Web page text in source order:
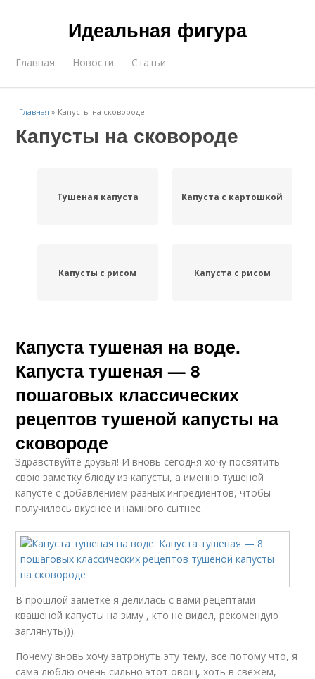
Идеальная фигура
Главная Новости Статьи
Главная » Капусты на сковороде
Капусты на сковороде
Тушеная капуста Капуста с картошкой
Капусты с рисом Капуста с рисом
Капуста тушеная на воде.
Капуста тушеная — 8
пошаговых классических
рецептов тушеной капусты на
сковороде
Здравствуйте друзья! И вновь сегодня хочу посвятить
свою заметку блюду из капусты, а именно тушеной
капусте с добавлением разных ингредиентов, чтобы
получилось вкуснее и намного сытнее.
В прошлой заметке я делилась с вами рецептами
квашеной капусты на зиму , кто не видел, рекомендую
заглянуть))).
Почему вновь хочу затронуть эту тему, все потому что, я
сама люблю очень сильно этот овощ, хоть в свежем,